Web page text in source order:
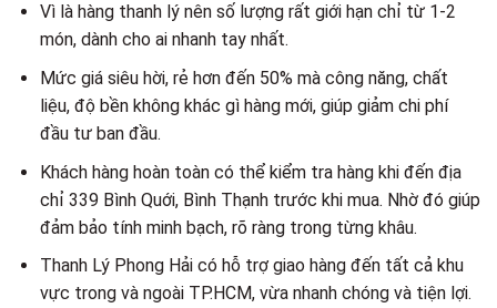
Vì là hàng thanh lý nên số lượng rất giới hạn chỉ từ 1-2
món, dành cho ai nhanh tay nhất.
Mức giá siêu hời, rẻ hơn đến 50% mà công năng, chất
liệu, độ bền không khác gì hàng mới, giúp giảm chi phí
đầu tư ban đầu.
Khách hàng hoàn toàn có thể kiểm tra hàng khi đến địa
chỉ 339 Bình Quới, Bình Thạnh trước khi mua. Nhờ đó giúp
đảm bảo tính minh bạch, rõ ràng trong từng khâu.
Thanh Lý Phong Hải có hỗ trợ giao hàng đến tất cả khu
vực trong và ngoài TP.HCM, vừa nhanh chóng và tiện lợi.